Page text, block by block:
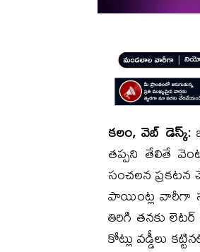
కలం, వెబ్ డెస్క్:
తప్పని తేలితే
సంచలన
పాయింట్ల వారీగా
తిరిగి తనకు
కోట్లు వడ్డీలు